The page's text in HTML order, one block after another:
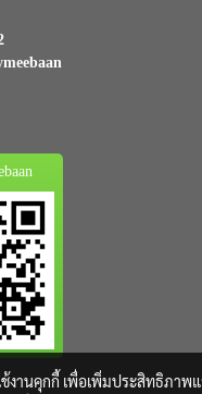
ช้งานคุกกี้ เพื่อเพิ่มประสิทธิภา